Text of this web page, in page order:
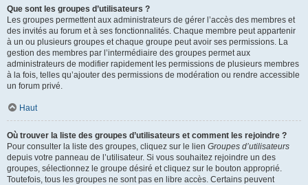
Que sont les groupes d’utilisateurs ?
Les groupes permettent aux administrateurs de gérer l’accès des membres et
des invités au forum et à ses fonctionnalités. Chaque membre peut appartenir
à un ou plusieurs groupes et chaque groupe peut avoir ses permissions. La
gestion des membres par l’intermédiaire des groupes permet aux
administrateurs de modifier rapidement les permissions de plusieurs membres
à la fois, telles qu’ajouter des permissions de modération ou rendre accessible
un forum privé.
Haut
Où trouver la liste des groupes d’utilisateurs et comment les rejoindre ?
Pour consulter la liste des groupes, cliquez sur le lien Groupes d’utilisateurs
depuis votre panneau de l’utilisateur. Si vous souhaitez rejoindre un des
groupes, sélectionnez le groupe désiré et cliquez sur le bouton approprié.
Toutefois, tous les groupes ne sont pas en libre accès. Certains peuvent